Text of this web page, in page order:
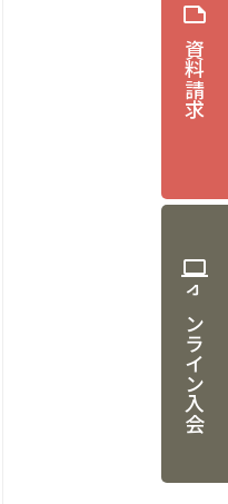
note
資料請求
computer
オンライン入会